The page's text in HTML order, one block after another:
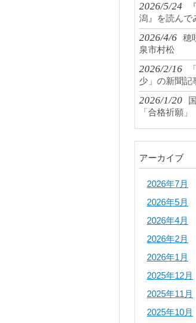
2026/5/24
潟』を読んで
2026/4/6
穂
泉市村松
2026/2/16
少」の新聞記
2026/1/20
「合格祈願」
アーカイブ
2026年7月
2026年5月
2026年4月
2026年2月
2026年1月
2025年12月
2025年11月
2025年10月